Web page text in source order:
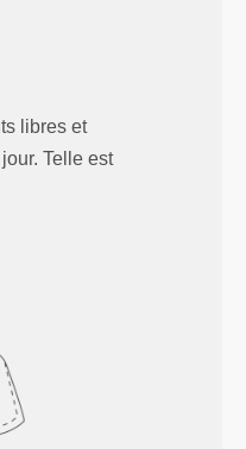
libres et
Telle est